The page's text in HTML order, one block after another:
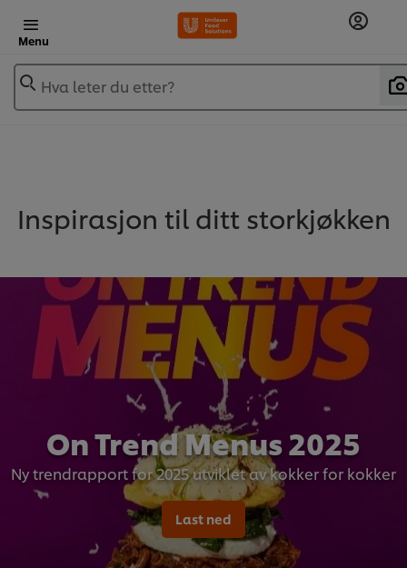
Menu
Hva leter du etter?
Inspirasjon til ditt storkjøkken
On Trend Menus 2025
Ny trendrapport for 2025 utviklet av kokker for kokker
Last ned